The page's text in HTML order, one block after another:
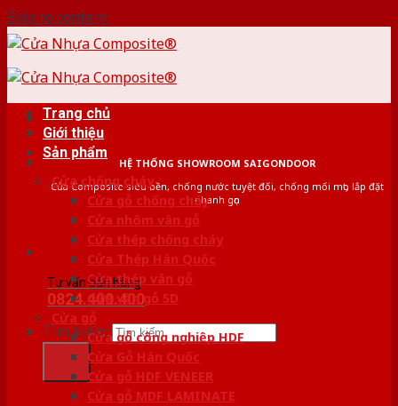
Skip to content
HỆ THỐNG SHOWROOM SAIGONDOOR
Cửa Composite siêu bền, chống nước tuyệt đối, chống mối mọt, lắp đặt
nhanh gọn
Tư vấn bán hàng
0824.400.400
Tìm kiếm:
Trang chủ
Giới thiệu
Sản phẩm
Cửa chống cháy
Cửa gỗ chống cháy
Cửa nhôm vân gỗ
Cửa thép chống cháy
Cửa Thép Hàn Quốc
Cửa thép vân gỗ
Cửa vân gỗ 5D
Cửa gỗ
Cửa gỗ công nghiệp HDF
Cửa Gỗ Hàn Quốc
Cửa gỗ HDF VENEER
Cửa gỗ MDF LAMINATE